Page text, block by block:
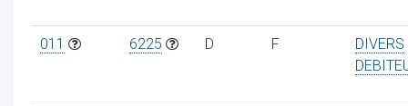
011 6225 D F
DIVERS